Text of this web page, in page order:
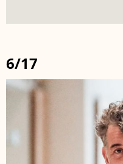
6/17